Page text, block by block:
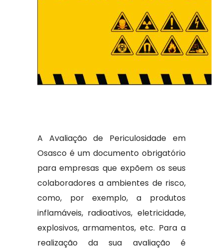
A Avaliação de Periculosidade em
Osasco é um documento obrigatório
para empresas que expõem os seus
colaboradores a ambientes de risco,
como, por exemplo, a produtos
inflamáveis, radioativos, eletricidade,
explosivos, armamentos, etc. Para a
realização da sua avaliação é